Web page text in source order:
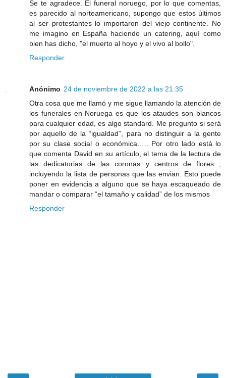
Se te agradece. El funeral noruego, por lo que comentas,
es parecido al norteamericano, supongo que estos últimos
al ser protestantes lo importaron del viejo continente. No
me imagino en España haciendo un catering, aquí como
bien has dicho, "el muerto al hoyo y el vivo al bollo".
Responder
Anónimo 24 de noviembre de 2022 a las 21:35
Otra cosa que me llamó y me sigue llamando la atención de
los funerales en Noruega es que los ataudes son blancos
para cualquier edad, es algo standard. Me pregunto si será
por aquello de la “igualdad”, para no distinguir a la gente
por su clase social o económica….. Por otro lado está lo
que comenta David en su artículo, el tema de la lectura de
las dedicatorias de las coronas y centros de flores ,
incluyendo la lista de personas que las envian. Esto puede
poner en evidencia a alguno que se haya escaqueado de
mandar o comparar “el tamaño y calidad” de los mismos
Responder